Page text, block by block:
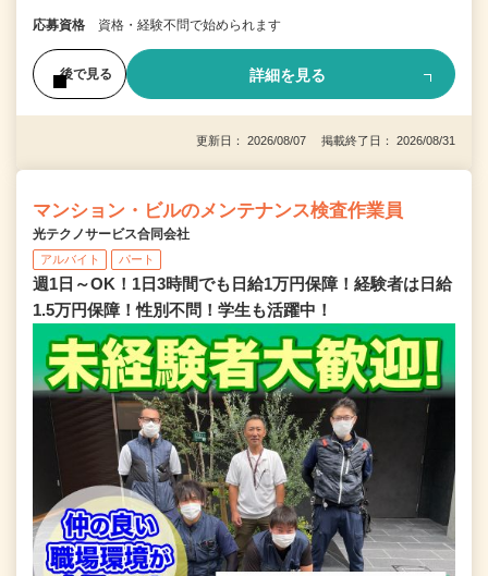
応募資格 資格・経験不問で始められます
後で見る 詳細を見る
更新日： 2026/08/07 掲載終了日： 2026/08/31
マンション・ビルのメンテナンス検査作業員
光テクノサービス合同会社
アルバイト パート
週1日～OK！1日3時間でも日給1万円保障！経験者は日給
1.5万円保障！性別不問！学生も活躍中！